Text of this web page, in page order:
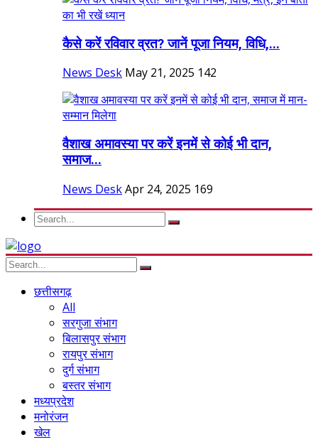
कैसे करें रविवार व्रत? जानें पूजा नियम, विधि,...
News Desk May 21, 2025 142
वैशाख अमावस्या पर करें इनमें से कोई भी दान,
समाज...
News DeskApr 24, 2025 169
छत्तीसगढ़
All
सरगुजा संभाग
बिलासपुर संभाग
रायपुर संभाग
दुर्ग संभाग
बस्तर संभाग
मध्यप्रदेश
मनोरंजन
खेल